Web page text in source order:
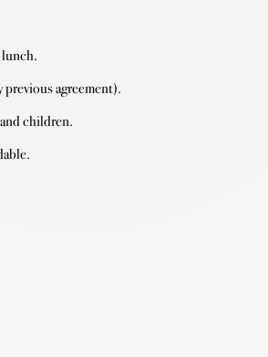
lunch.
agreement).
children.